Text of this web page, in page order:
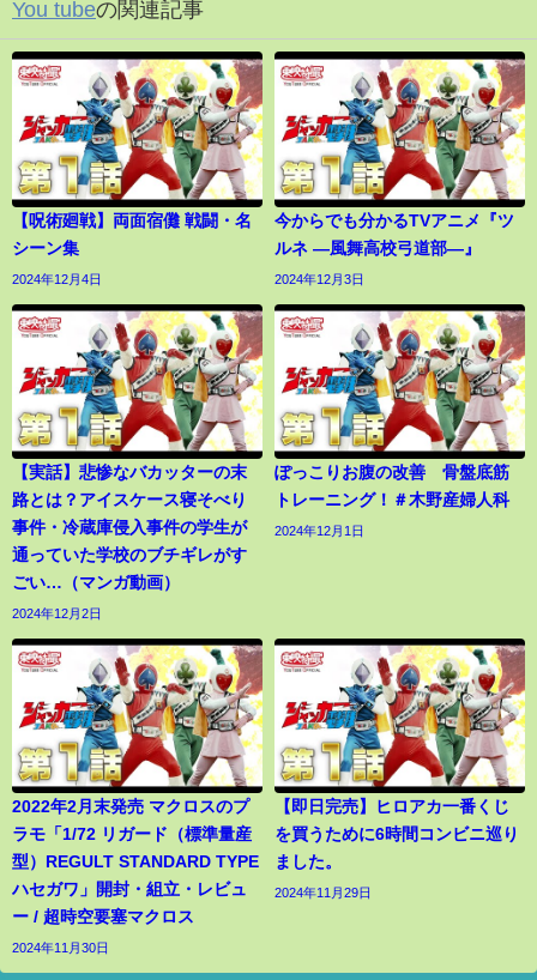
You tubeの関連記事
【呪術廻戦】両面宿儺 戦闘・名
シーン集
2024年12月4日
今からでも分かるTVアニメ『ツ
ルネ ―風舞高校弓道部―』
2024年12月3日
【実話】悲惨なバカッターの末
路とは？アイスケース寝そべり
事件・冷蔵庫侵入事件の学生が
通っていた学校のブチギレがす
ごい…（マンガ動画）
2024年12月2日
ぽっこりお腹の改善 骨盤底筋
トレーニング！＃木野産婦人科
2024年12月1日
2022年2月末発売 マクロスのプ
ラモ「1/72 リガード（標準量産
型）REGULT STANDARD TYPE
ハセガワ」開封・組立・レビュ
ー / 超時空要塞マクロス
2024年11月30日
【即日完売】ヒロアカ一番くじ
を買うために6時間コンビニ巡り
ました。
2024年11月29日